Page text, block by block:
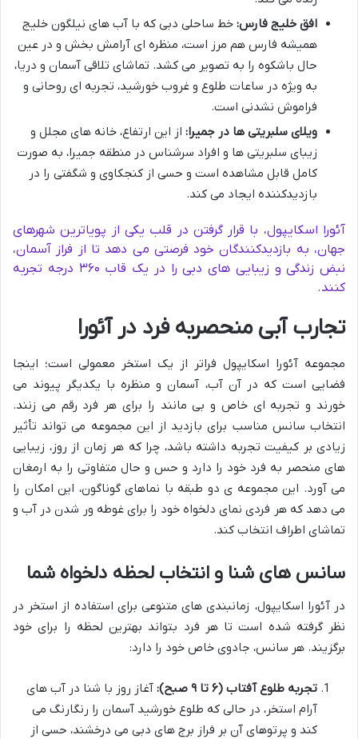
افق خلیج فارس: خط ساحلی دبی که با آب های نیلگون خلیج
همیشه فارس هم مرز است، منظره ای آرامش بخش و در عین
حال باشکوه را به تصویر می کشد. تماشای تلاقی آسمان و دریا،
به ویژه در ساعات طلوع و غروب خورشید، تجربه ای روحانی و
فراموش نشدنی است.
ویلای سلبریتی ها در جمیرا: از این ارتفاع، خانه های مجلل و
زیبای سلبریتی ها و افراد سرشناس در منطقه جمیرا، به صورت
کامل قابل مشاهده است و حسی از کنجکاوی و شگفتی را در
بازدیدکننده ایجاد می کند.
آئورا اسکایپول، با قرار گرفتن در قلب یکی از پویاترین شهرهای
جهان، به بازدیدکنندگان خود فرصتی می دهد تا از فراز آسمان،
نبض زندگی و زیبایی های دبی را در یک قاب ۳۶۰ درجه تجربه
کنند.
تجارب آبی منحصربه فرد در آئورا
مجموعه آئورا اسکایپول فراتر از یک استخر معمولی است؛ اینجا
فضایی است که در آن آب، آسمان و منظره با یکدیگر پیوند می
خورند و تجربه ای خاص و بی مانند را برای هر فرد رقم می زنند.
انتخاب سانس مناسب برای بازدید از این مجموعه می تواند تأثیر
زیادی بر کیفیت تجربه داشته باشد، چرا که هر زمان از روز، زیبایی
های منحصر به فرد خود را دارد و حس و حال متفاوتی را به ارمغان
می آورد. این مجموعه ی دو طبقه با نماهای گوناگون، این امکان را
می دهد که هر فردی نمای دلخواه خود را برای غوطه ور شدن در آب و
تماشای اطراف انتخاب کند.
سانس های شنا و انتخاب لحظه دلخواه شما
در آئورا اسکایپول، زمانبندی های متنوعی برای استفاده از استخر در
نظر گرفته شده است تا هر فرد بتواند بهترین لحظه را برای خود
برگزیند. هر سانس، جادوی خاص خود را دارد:
تجربه طلوع آفتاب (۶ تا ۹ صبح):
آغاز روز با شنا در آب های
آرام استخر، در حالی که طلوع خورشید آسمان را رنگارنگ می
کند و پرتوهای آن بر فراز برج های دبی می درخشند، حسی از